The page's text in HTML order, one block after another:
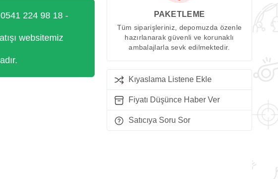
224 98 18 -
websitemiz
PAKETLEME
Tüm siparişleriniz, depomuzda özenle
hazırlanarak güvenli ve korunaklı
ambalajlarla sevk edilmektedir.
Kıyaslama Listene Ekle
Fiyatı Düşünce Haber Ver
Satıcıya Soru Sor